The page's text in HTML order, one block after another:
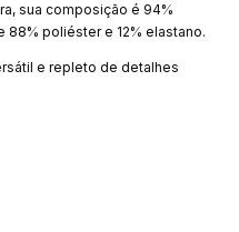
sua composição é 94%
poliéster e 12% elastano.
e repleto de detalhes